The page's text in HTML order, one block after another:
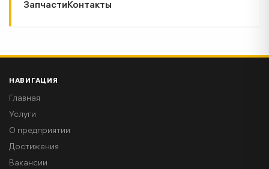
ЗапчастиКонтакты
НАВИГАЦИЯ
Главная
Услуги
О предприятии
Достижения
Вакансии